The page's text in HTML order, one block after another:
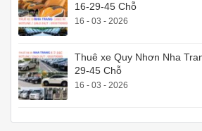
16-29-45 Chỗ
16 - 03 - 2026
Thuê xe Quy Nhơn Nha
29-45 Chỗ
16 - 03 - 2026